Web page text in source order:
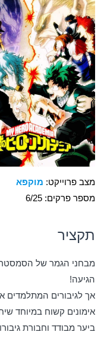
מצב פרוייקט: מוקפא
מספר פרקים: 6/25
תקציר
מבחני הגמר של הסמסטר
הגיעה!
אך לגיבורים המתלמדים
אימונים קשוח במיוחד
ביער מבודד וחבורת